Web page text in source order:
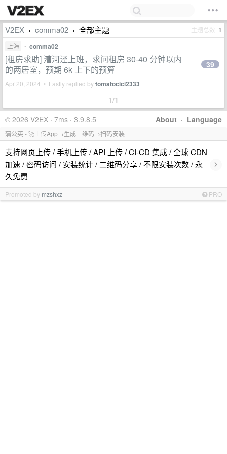
V2EX › comma02 › 全部主题 主题总数 1
上海 • comma02
[租房求助] 漕河泾上班，求问租房 30-40 分钟以内
的两居室，预期 6k 上下的预算
Apr 20, 2024 • Lastly replied bytomatocici2333
39
1/1
About · Language
© 2026 V2EX · 7ms · 3.9.8.5
蒲公英 - 🚀上传App→生成二维码→扫码安装
支持网页上传 / 手机上传 / API 上传 / CI-CD 集成 / 全球 CDN
加速 / 密码访问 / 安装统计 / 二维码分享 / 不限安装次数 / 永
久免费
›
Promoted by mzshxz PRO